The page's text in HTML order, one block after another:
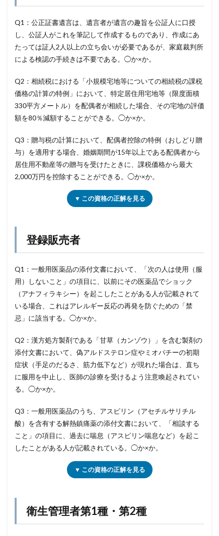
Q1：公正証書遺言は、遺言者が遺言の趣旨を公証人に口授
し、公証人がこれを筆記して作成するものであり、作成にあ
たっては証人2人以上の立ち会いが必要であるが、家庭裁判所
による検認の手続きは不要である。◯か×か。
Q2：相続税における「小規模宅地等についての相続税の課税
価格の計算の特例」において、特定居住用宅地等（限度面積
330平方メートル）を配偶者が相続した場合、その宅地の評価
額を80％減額することができる。◯か×か。
Q3：贈与税の計算において、配偶者控除の特例（おしどり贈
与）を適用する場合、婚姻期間が15年以上である配偶者から
居住用不動産等の贈与を受けたときに、課税価格から最大
2,000万円を控除することができる。◯か×か。
▼ この資格の正解を見る
登録販売者
Q1：一般用医薬品の添付文書において、「次の人は使用（服
用）しないこと」の項目に、以前にその医薬品でショック
（アナフィラキシー）を起こしたことがある人が記載されて
いる場合、これはアレルギー反応の再発を防ぐための「禁
忌」に該当する。◯か×か。
Q2：漢方処方製剤である「甘草（カンゾウ）」を含む製剤の
添付文書において、偽アルドステロン症やミオパチーの初期
症状（手足のだるさ、筋力低下など）が現れた場合は、直ち
に服用を中止し、医師の診療を受けるよう注意喚起されてい
る。◯か×か。
Q3：一般用医薬品のうち、アスピリン（アセチルサリチル
酸）を含有する解熱鎮痛薬の添付文書において、「相談する
こと」の項目に、過去に喘息（アスピリン喘息など）を起こ
したことがある人が記載されている。◯か×か。
▼ この資格の正解を見る
衛生管理者第1種・第2種